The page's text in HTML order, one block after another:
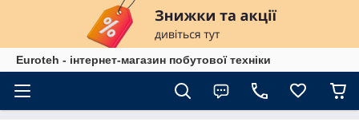
Euroteh - інтернет-магазин побутової техніки